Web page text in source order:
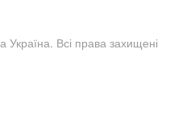
Всі права захищені